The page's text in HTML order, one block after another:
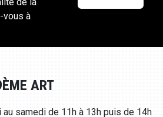
vous à
ART
au samedi de 11h à 13h puis de 14h